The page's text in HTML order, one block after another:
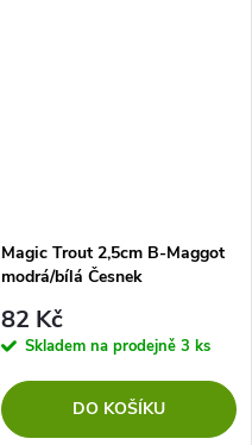
Magic Trout 2,5cm B-Maggot
modrá/bílá Česnek
82 Kč
Skladem na prodejně 3 ks
DO KOŠÍKU